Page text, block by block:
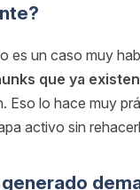
es un caso muy
que ya existen
Eso lo hace muy
activo sin